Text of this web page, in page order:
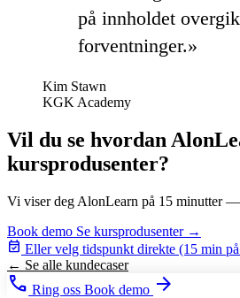
på innholdet
forventninger.»
Kim Stawn
KGK Academy
Vil du se hvordan
kursprodusenter?
Vi viser deg AlonLearn på 15 minutter —
Book demo Se kursprodusenter →
event_available Eller velg tidspunkt direkte (15 min
← Se alle kundecaser
phone Ring oss Book demo arrow_forward